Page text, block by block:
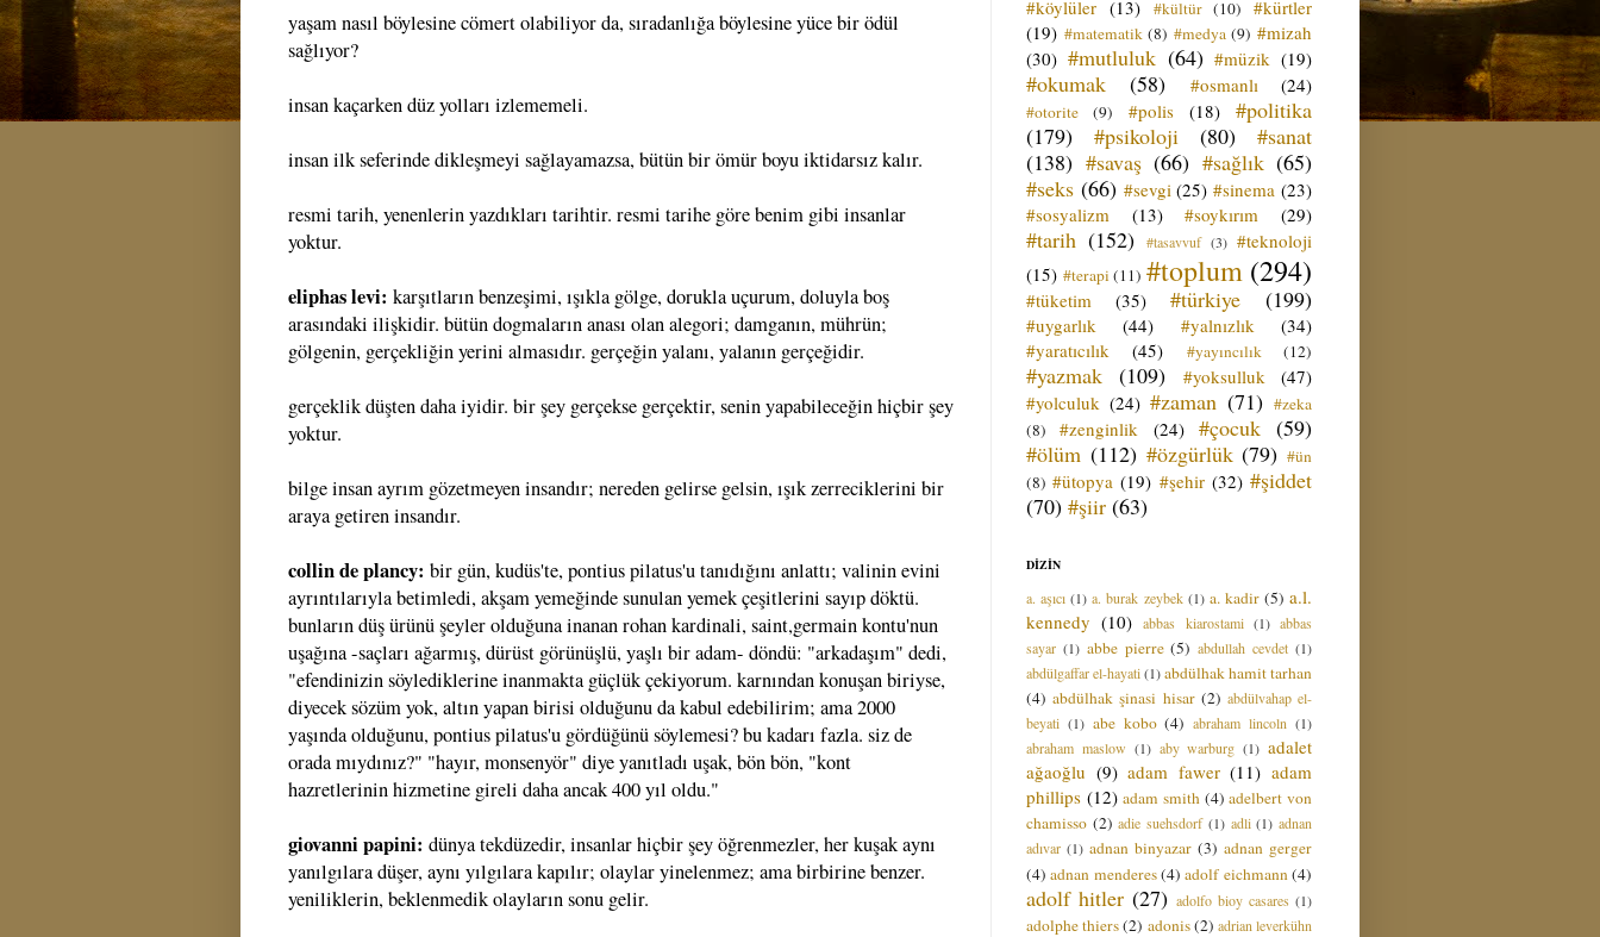
yaşam nasıl böylesine cömert olabiliyor da, sıradanlığa böylesine yüce bir ödül
sağlıyor?
insan kaçarken düz yolları izlememeli.
insan ilk seferinde dikleşmeyi sağlayamazsa, bütün bir ömür boyu iktidarsız kalır.
resmi tarih, yenenlerin yazdıkları tarihtir. resmi tarihe göre benim gibi insanlar
yoktur.
eliphas levi: karşıtların benzeşimi, ışıkla gölge, dorukla uçurum, doluyla boş
arasındaki ilişkidir. bütün dogmaların anası olan alegori; damganın, mührün;
gölgenin, gerçekliğin yerini almasıdır. gerçeğin yalanı, yalanın gerçeğidir.
gerçeklik düşten daha iyidir. bir şey gerçekse gerçektir, senin yapabileceğin hiçbir şey
yoktur.
bilge insan ayrım gözetmeyen insandır; nereden gelirse gelsin, ışık zerreciklerini bir
araya getiren insandır.
collin de plancy: bir gün, kudüs'te, pontius pilatus'u tanıdığını anlattı; valinin evini
ayrıntılarıyla betimledi, akşam yemeğinde sunulan yemek çeşitlerini sayıp döktü.
bunların düş ürünü şeyler olduğuna inanan rohan kardinali, saint,germain kontu'nun
uşağına -saçları ağarmış, dürüst görünüşlü, yaşlı bir adam- döndü: "arkadaşım" dedi,
"efendinizin söylediklerine inanmakta güçlük çekiyorum. karnından konuşan biriyse,
diyecek sözüm yok, altın yapan birisi olduğunu da kabul edebilirim; ama 2000
yaşında olduğunu, pontius pilatus'u gördüğünü söylemesi? bu kadarı fazla. siz de
orada mıydınız?" "hayır, monsenyör" diye yanıtladı uşak, bön bön, "kont
hazretlerinin hizmetine gireli daha ancak 400 yıl oldu."
giovanni papini: dünya tekdüzedir, insanlar hiçbir şey öğrenmezler, her kuşak aynı
yanılgılara düşer, aynı yılgılara kapılır; olaylar yinelenmez; ama birbirine benzer.
yeniliklerin, beklenmedik olayların sonu gelir.
#köylüler (13) #kültür (10)
#kürtler
(19) #matematik (8) #medya (9) #mizah
(30) #mutluluk (64) #müzik (19)
#okumak (58) #osmanlı (24)
#otorite (9) #polis (18)
#politika
(179)
#psikoloji (80)
#sanat
(138) #savaş (66) #sağlık (65)
#seks (66) #sevgi (25) #sinema (23)
#sosyalizm
(13) #soykırım (29)
#tarih (152) #tasavvuf (3) #teknoloji
(15) #terapi (11) #toplum (294)
#tüketim (35) #türkiye (199)
#uygarlık (44) #yalnızlık
(34)
#yaratıcılık
(45) #yayıncılık (12)
#yazmak (109) #yoksulluk
(47)
#yolculuk (24) #zaman (71) #zeka
(8)
#zenginlik (24) #çocuk (59)
#ölüm (112) #özgürlük (79) #ün
(8) #ütopya (19) #şehir (32) #şiddet
(70) #şiir (63)
DİZİN
a. aşıcı (1) a. burak zeybek (1) a. kadir (5) a.l.
kennedy (10) abbas kiarostami (1) abbas
sayar (1) abbe pierre (5) abdullah cevdet (1)
abdülgaffar el-hayati(1)abdülhak hamit tarhan
(4) abdülhak şinasi hisar (2) abdülvahap el-
beyati (1) abe kobo (4) abraham lincoln (1)
abraham maslow (1) aby warburg (1) adalet
ağaoğlu (9) adam fawer (11) adam
phillips (12) adam smith (4) adelbert von
chamisso (2) adie suehsdorf (1) adli (1) adnan
adıvar (1) adnan binyazar (3) adnan gerger
(4) adnan menderes(4) adolf eichmann (4)
adolf hitler (27) adolfo bioy casares (1)
adolphe thiers(2) adonis(2) adrian leverkühn